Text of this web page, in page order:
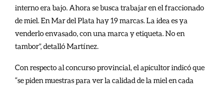
interno era bajo. Ahora se busca trabajar en el fraccionado
de miel. En Mar del Plata hay 19 marcas. La idea es ya
venderlo envasado, con una marca y etiqueta. No en
tambor”, detalló Martínez.
Con respecto al concurso provincial, el apicultor indicó que
“se piden muestras para ver la calidad de la miel en cada